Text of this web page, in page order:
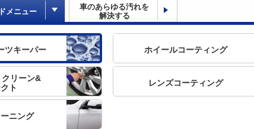
メニュー
車のあらゆる汚れを
解決する
ツキーパー ホイールコーティング
リーン&
ト
レンズコーティング
ニング